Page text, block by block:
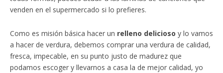
venden en el supermercado si lo prefieres.
Como es misión básica hacer un relleno delicioso y lo vamos
a hacer de verdura, debemos comprar una verdura de calidad,
fresca, impecable, en su punto justo de madurez que
podamos escoger y llevarnos a casa la de mejor calidad, yo